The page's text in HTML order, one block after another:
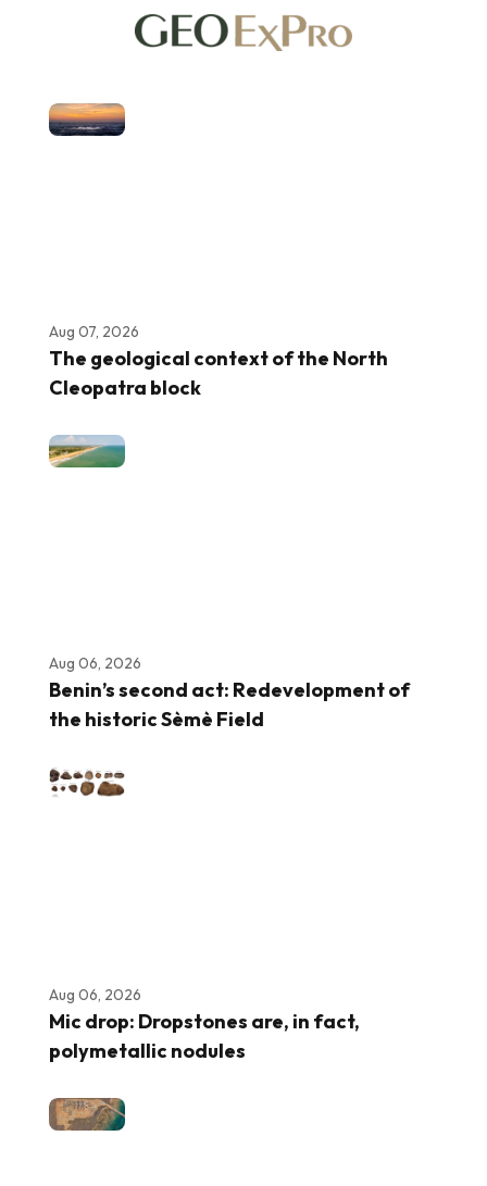
Aug 07, 2026
The geological context of the North
Cleopatra block
Aug 06, 2026
Benin’s second act: Redevelopment of
the historic Sèmè Field
Aug 06, 2026
Mic drop: Dropstones are, in fact,
polymetallic nodules